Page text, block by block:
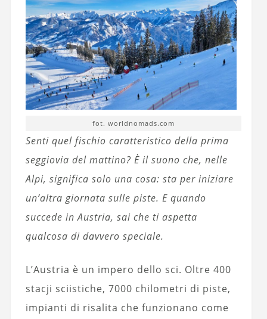
fot. worldnomads.com
Senti quel fischio caratteristico della prima
seggiovia del mattino? È il suono che, nelle
Alpi, significa solo una cosa: sta per iniziare
un’altra giornata sulle piste. E quando
succede in Austria, sai che ti aspetta
qualcosa di davvero speciale.
L’Austria è un impero dello sci. Oltre 400
stacji sciistiche, 7000 chilometri di piste,
impianti di risalita che funzionano come